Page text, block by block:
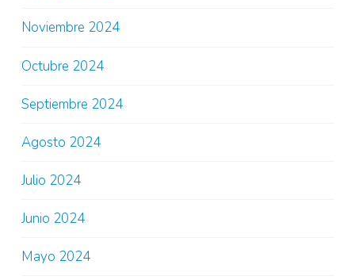
Noviembre 2024
Octubre 2024
Septiembre 2024
Agosto 2024
Julio 2024
Junio 2024
Mayo 2024